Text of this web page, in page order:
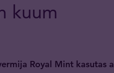
kuum
Royal Mint kasutas